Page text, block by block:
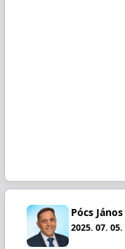
Pócs János
2025. 07. 05.